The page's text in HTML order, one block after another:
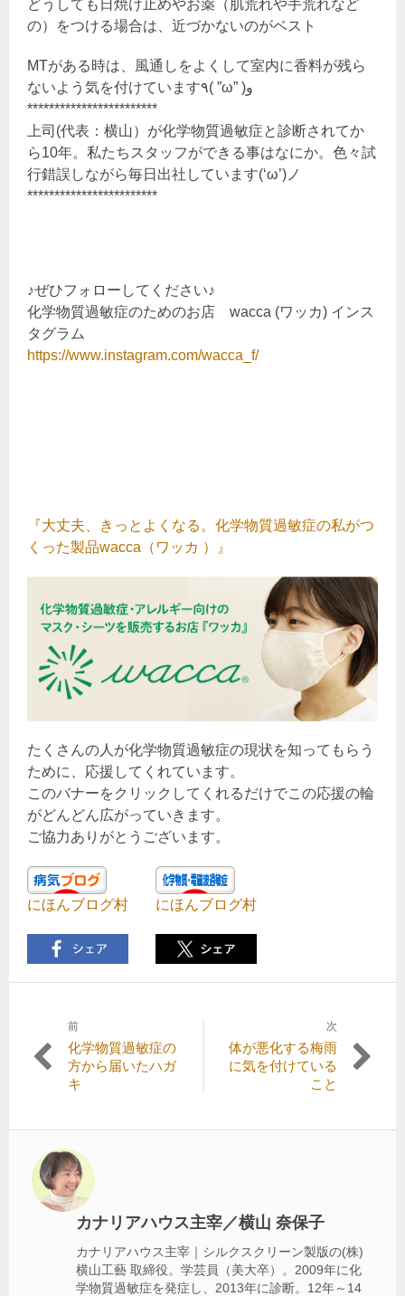
どうしても日焼け止めやお薬（肌荒れや手荒れなど
の）をつける場合は、近づかないのがベスト
MTがある時は、風通しをよくして室内に香料が残ら
ないよう気を付けています٩( ”ω” )و
************************
上司(代表：横山）が化学物質過敏症と診断されてか
ら10年。私たちスタッフができる事はなにか。色々試
行錯誤しながら毎日出社しています(‘ω’)ノ
************************
♪ぜひフォローしてください♪
化学物質過敏症のためのお店 wacca (ワッカ) インス
タグラム
https://www.instagram.com/wacca_f/
『大丈夫、きっとよくなる。化学物質過敏症の私がつ
くった製品wacca（ワッカ ）』
たくさんの人が化学物質過敏症の現状を知ってもらう
ために、応援してくれています。
このバナーをクリックしてくれるだけでこの応援の輪
がどんどん広がっていきます。
ご協力ありがとうございます。
にほんブログ村 にほんブログ村
稿
ゲ
ー
シ
前
前
の
記
化学物質過敏症の
方から届いたハガ
キ
次
次体が悪化する梅雨
に気を付けている
こと
カナリアハウス主宰／横山 奈保子
カナリアハウス主宰｜シルクスクリーン製版の(株)
横山工藝 取締役。学芸員（美大卒）。2009年に化
学物質過敏症を発症し、2013年に診断。12年～14